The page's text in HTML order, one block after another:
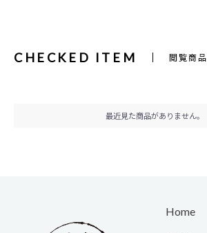
CHECKED ITEM 閲覧商品
最近見た商品がありません。
Home